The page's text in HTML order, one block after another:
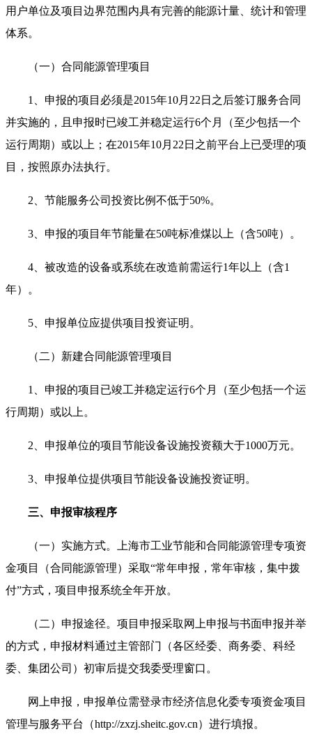
用户单位及项目边界范围内具有完善的能源计量、统计和管理
体系。
（一）合同能源管理项目
1、申报的项目必须是2015年10月22日之后签订服务合同
并实施的，且申报时已竣工并稳定运行6个月（至少包括一个
运行周期）或以上；在2015年10月22日之前平台上已受理的项
目，按照原办法执行。
2、节能服务公司投资比例不低于50%。
3、申报的项目年节能量在50吨标准煤以上（含50吨）。
4、被改造的设备或系统在改造前需运行1年以上（含1
年）。
5、申报单位应提供项目投资证明。
（二）新建合同能源管理项目
1、申报的项目已竣工并稳定运行6个月（至少包括一个运
行周期）或以上。
2、申报单位的项目节能设备设施投资额大于1000万元。
3、申报单位提供项目节能设备设施投资证明。
三、申报审核程序
（一）实施方式。上海市工业节能和合同能源管理专项资
金项目（合同能源管理）采取“常年申报，常年审核，集中拨
付”方式，项目申报系统全年开放。
（二）申报途径。项目申报采取网上申报与书面申报并举
的方式，申报材料通过主管部门（各区经委、商务委、科经
委、集团公司）初审后提交我委受理窗口。
网上申报，申报单位需登录市经济信息化委专项资金项目
管理与服务平台（http://zxzj.sheitc.gov.cn）进行填报。